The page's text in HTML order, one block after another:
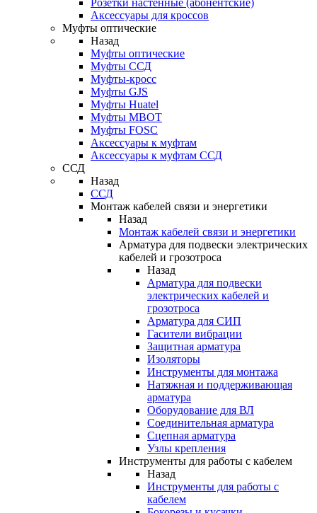
Розетки настенные (абонентские)
Аксессуары для кроссов
Муфты оптические
Назад
Муфты оптические
Муфты ССД
Муфты-кросс
Муфты GJS
Муфты Huatel
Муфты МВОТ
Муфты FOSC
Аксессуары к муфтам
Аксессуары к муфтам ССД
ССД
Назад
ССД
Монтаж кабелей связи и энергетики
Назад
Монтаж кабелей связи и энергетики
Арматура для подвески электрических
кабелей и грозотроса
Назад
Арматура для подвески
электрических кабелей и
грозотроса
Арматура для СИП
Гасители вибрации
Защитная арматура
Изоляторы
Инструменты для монтажа
Натяжная и поддерживающая
арматура
Оборудование для ВЛ
Соединительная арматура
Сцепная арматура
Узлы крепления
Инструменты для работы с кабелем
Назад
Инструменты для работы с
кабелем